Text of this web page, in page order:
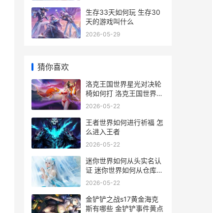
生存33天如何玩 生存30
天的游戏叫什么
2026-05-29
猜你喜欢
洛克王国世界星光对决轮
椅如何打 洛克王国世界星
尘虫
2026-05-22
王者世界如何进行祈福 怎
么进入王者
2026-05-22
迷你世界如何从头实名认
证 迷你世界如何从仓库中
提取东西
2026-05-22
金铲铲之战s17黄金海克
斯有哪些 金铲铲事件黄点